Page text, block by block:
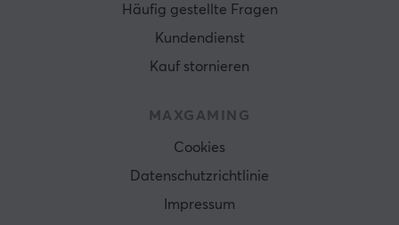
Häufig gestellte Fragen
Kundendienst
Kauf stornieren
MAXGAMING
Cookies
Datenschutzrichtlinie
Impressum